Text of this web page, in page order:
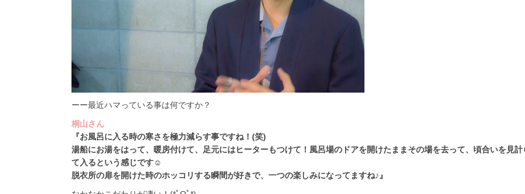
ーー最近ハマっている事は何ですか？
桐山さん
『お風呂に入る時の寒さを極力減らす事ですね！(笑)
湯船にお湯をはって、暖房付けて、足元にはヒーターもつけて！風呂場のドアを開けたままその場を去って、頃合いを見計
て入るという感じです☺
脱衣所の扉を開けた時のホッコリする瞬間が好きで、一つの楽しみになってますね♪』